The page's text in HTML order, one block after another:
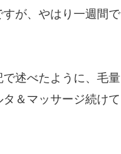
が、やはり一週間で
述べたように、毛量
＆マッサージ続けて